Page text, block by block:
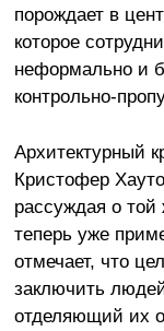
порождает в
которое
неформально и
контрольно-
Архитектурный
Кристофер
рассуждая о той
теперь уже
отмечает, что
заключить
отделяющий их